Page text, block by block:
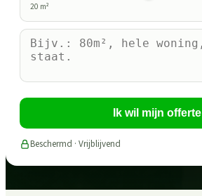
20 m²
Ik wil mijn offerte
Beschermd · Vrijblijvend